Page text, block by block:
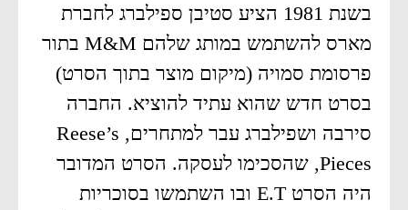
בשנת 1981 הציע סטיבן ספילברג לחברת
מארס להשתמש במותג שלהם M&M בתור
פרסומת סמויה (מיקום מוצר בתוך הסרט)
בסרט חדש שהוא עתיד להוציא. החברה
סירבה ושפילברג עבר למתחרים, Reese’s
Pieces, שהסכימו לעסקה. הסרט המדובר
היה הסרט E.T ובו השתמשו בסוכריות